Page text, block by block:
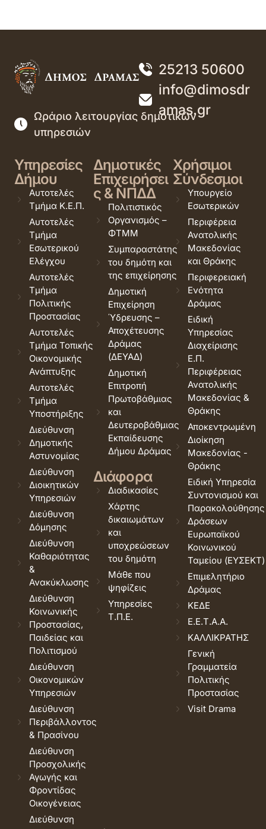
25213 50600
info@dimosdr
amas.gr
Ωράριο λειτουργίας δημοτικών
υπηρεσιών
Υπηρεσίες
Δήμου
Αυτοτελές
Τμήμα Κ.Ε.Π.
Αυτοτελές
Τμήμα
Εσωτερικού
Ελέγχου
Αυτοτελές
Τμήμα
Πολιτικής
Προστασίας
Αυτοτελές
Τμήμα Τοπικής
Οικονομικής
Ανάπτυξης
Αυτοτελές
Τμήμα
Υποστήριξης
Διεύθυνση
Δημοτικής
Αστυνομίας
Διεύθυνση
Διοικητικών
Υπηρεσιών
Διεύθυνση
Δόμησης
Διεύθυνση
Καθαριότητας
&
Ανακύκλωσης
Διεύθυνση
Κοινωνικής
Προστασίας,
Παιδείας και
Πολιτισμού
Διεύθυνση
Οικονομικών
Υπηρεσιών
Διεύθυνση
Περιβάλλοντος
& Πρασίνου
Διεύθυνση
Προσχολικής
Αγωγής και
Φροντίδας
Οικογένειας
Διεύθυνση
Δημοτικές
Επιχειρήσει
ς & ΝΠΔΔ
Πολιτιστικός
Οργανισμός –
ΦΤΜΜ
Συμπαραστάτης
του δημότη και
της επιχείρησης
Δημοτική
Επιχείρηση
Ύδρευσης –
Αποχέτευσης
Δράμας
(ΔΕΥΑΔ)
Δημοτική
Επιτροπή
Πρωτοβάθμιας
και
Δευτεροβάθμιας
Εκπαίδευσης
Δήμου Δράμας
Διάφορα
Διαδικασίες
Χάρτης
δικαιωμάτων
και
υποχρεώσεων
του δημότη
Μάθε που
ψηφίζεις
Υπηρεσίες
Τ.Π.Ε.
Χρήσιμοι
Σύνδεσμοι
Υπουργείο
Εσωτερικών
Περιφέρεια
Ανατολικής
Μακεδονίας
και Θράκης
Περιφερειακή
Ενότητα
Δράμας
Ειδική
Υπηρεσίας
Διαχείρισης
Ε.Π.
Περιφέρειας
Ανατολικής
Μακεδονίας &
Θράκης
Αποκεντρωμένη
Διοίκηση
Μακεδονίας -
Θράκης
Ειδική Υπηρεσία
Συντονισμού και
Παρακολούθησης
Δράσεων
Ευρωπαϊκού
Κοινωνικού
Ταμείου (ΕΥΣΕΚΤ)
Επιμελητήριο
Δράμας
ΚΕΔΕ
Ε.Ε.Τ.Α.Α.
ΚΑΛΛΙΚΡΑΤΗΣ
Γενική
Γραμματεία
Πολιτικής
Προστασίας
Visit Drama